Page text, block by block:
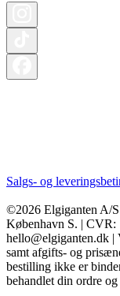
Salgs- og
©2026 Elgiganten A/
København S. | CVR:
hello@elgiganten.dk
samt afgifts- og
bestilling ikke er
behandlet din ordre